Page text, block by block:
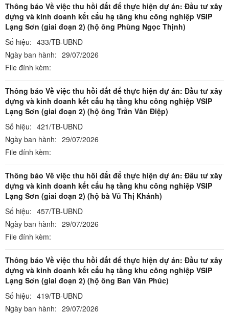
Thông báo Về việc thu hồi đất để thực hiện dự án: Đầu tư xây
dựng và kinh doanh kết cấu hạ tầng khu công nghiệp VSIP
Lạng Sơn (giai đoạn 2) (hộ ông Phùng Ngọc Thịnh)
Số hiệu: 433/TB-UBND
Ngày ban hành: 29/07/2026
File đính kèm:
Thông báo Về việc thu hồi đất để thực hiện dự án: Đầu tư xây
dựng và kinh doanh kết cấu hạ tầng khu công nghiệp VSIP
Lạng Sơn (giai đoạn 2) (hộ ông Trần Văn Điệp)
Số hiệu: 421/TB-UBND
Ngày ban hành: 29/07/2026
File đính kèm:
Thông báo Về việc thu hồi đất để thực hiện dự án: Đầu tư xây
dựng và kinh doanh kết cấu hạ tầng khu công nghiệp VSIP
Lạng Sơn (giai đoạn 2) (hộ bà Vũ Thị Khánh)
Số hiệu: 457/TB-UBND
Ngày ban hành: 29/07/2026
File đính kèm:
Thông báo Về việc thu hồi đất để thực hiện dự án: Đầu tư xây
dựng và kinh doanh kết cấu hạ tầng khu công nghiệp VSIP
Lạng Sơn (giai đoạn 2) (hộ ông Ban Văn Phúc)
Số hiệu: 419/TB-UBND
Ngày ban hành: 29/07/2026